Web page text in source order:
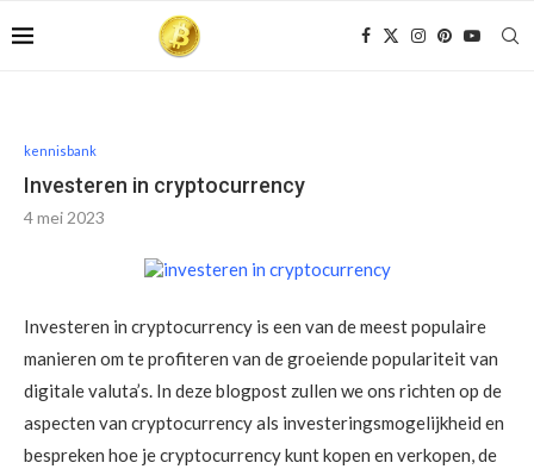
kennisbank
Investeren in cryptocurrency
4 mei 2023
Investeren in cryptocurrency is een van de meest populaire
manieren om te profiteren van de groeiende populariteit van
digitale valuta’s. In deze blogpost zullen we ons richten op de
aspecten van cryptocurrency als investeringsmogelijkheid en
bespreken hoe je cryptocurrency kunt kopen en verkopen, de